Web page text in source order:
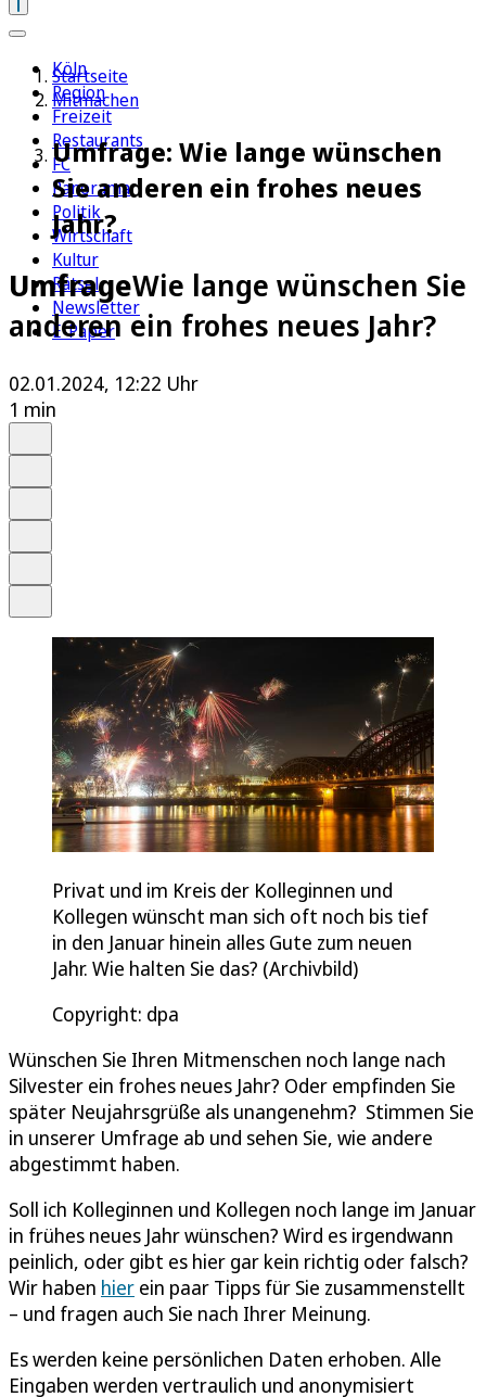
Köln
Region
Freizeit
Restaurants
FC
Panorama
Politik
Wirtschaft
Kultur
Rätsel
Newsletter
E-Paper
Startseite
Mitmachen
Umfrage: Wie lange wünschen
Sie anderen ein frohes neues
Jahr?
UmfrageWie lange wünschen Sie
anderen ein frohes neues Jahr?
02.01.2024, 12:22 Uhr
1 min
Privat und im Kreis der Kolleginnen und
Kollegen wünscht man sich oft noch bis tief
in den Januar hinein alles Gute zum neuen
Jahr. Wie halten Sie das? (Archivbild)
Copyright: dpa
Wünschen Sie Ihren Mitmenschen noch lange nach
Silvester ein frohes neues Jahr? Oder empfinden Sie
später Neujahrsgrüße als unangenehm? Stimmen Sie
in unserer Umfrage ab und sehen Sie, wie andere
abgestimmt haben.
Soll ich Kolleginnen und Kollegen noch lange im Januar
in frühes neues Jahr wünschen? Wird es irgendwann
peinlich, oder gibt es hier gar kein richtig oder falsch?
Wir haben hier ein paar Tipps für Sie zusammenstellt
– und fragen auch Sie nach Ihrer Meinung.
Es werden keine persönlichen Daten erhoben. Alle
Eingaben werden vertraulich und anonymisiert